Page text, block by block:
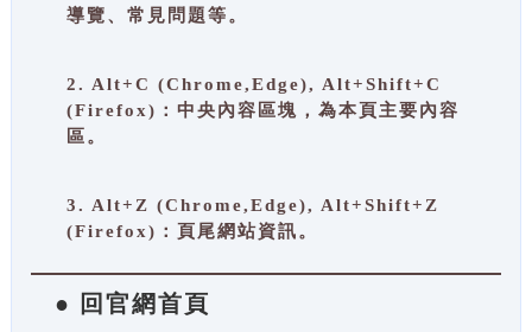
導覽、常見問題等。
2. Alt+C (Chrome,Edge), Alt+Shift+C
(Firefox)：中央內容區塊，為本頁主要內容
區。
3. Alt+Z (Chrome,Edge), Alt+Shift+Z
(Firefox)：頁尾網站資訊。
● 回官網首頁